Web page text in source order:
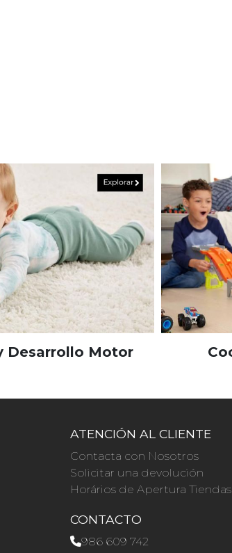
Desarrollo Motor
ATENCIÓN AL CLIENTE
Contacta con Nosotros
Solicitar una devolución
Horários de Apertura Tiendas
CONTACTO
986 609 742